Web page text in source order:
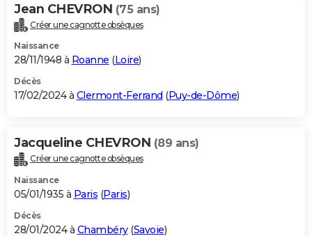
Jean CHEVRON (75 ans)
Créer une cagnotte obsèques
Naissance
28/11/1948 à Roanne (Loire)
Décès
17/02/2024 à Clermont-Ferrand (Puy-de-Dôme)
Jacqueline CHEVRON (89 ans)
Créer une cagnotte obsèques
Naissance
05/01/1935 à Paris (Paris)
Décès
28/01/2024 à Chambéry(Savoie)